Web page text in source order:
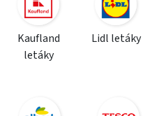
Kaufland
letáky
Lidl letáky